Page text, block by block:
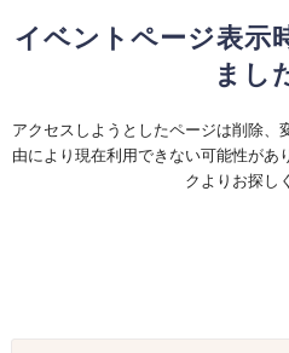
イベントページ表示
まし
アクセスしようとしたページは削除、
由により現在利用できない可能性があ
クよりお探し